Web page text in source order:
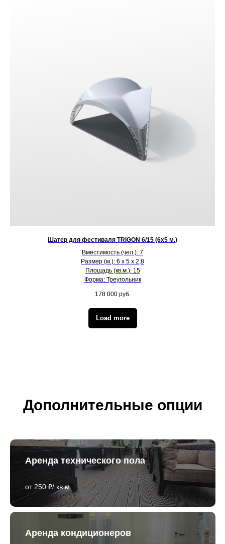
Шатер для фестиваля TRIGON 6/15 (6х5 м.)
Вместимость (чел.): 7
Размер (м.): 6 х 5 х 2,8
Площадь (кв.м.): 15
Форма: Треугольник
178 000 руб.
Load more
Дополнительные опции
Аренда технического пола
от 250 ₽/ кв.м.
Аренда кондиционеров